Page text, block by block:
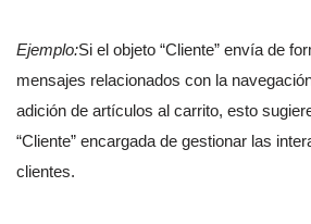
Ejemplo:Si el objeto “Cliente” envía de
mensajes relacionados con la
adición de artículos al carrito, esto
“Cliente” encargada de gestionar las
clientes.